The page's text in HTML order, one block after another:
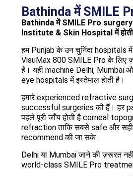
Bathinda में SMILE
Bathinda में SMILE Pro
Institute & Skin Hospital में
हम Punjab के उन चुनिंदा hospitals
VisuMax 800 SMILE Pro के लिए
है। यही machine Delhi, Mumbai
eye hospitals में इस्तेमाल होती है।
हमारे experienced refractive
successful surgeries की हैं। हर
पहले पूरी जाँच होती है corneal
refraction ताकि सबसे safe और
recommend की जा सके।
Delhi या Mumbai जाने की ज़रूरत
world-class SMILE Pro